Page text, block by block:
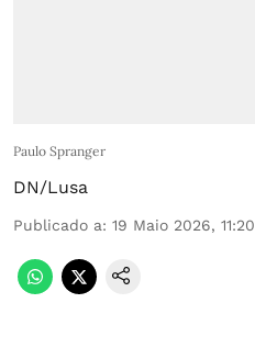
Paulo Spranger
DN/Lusa
Publicado a: 19 Maio 2026, 11:20